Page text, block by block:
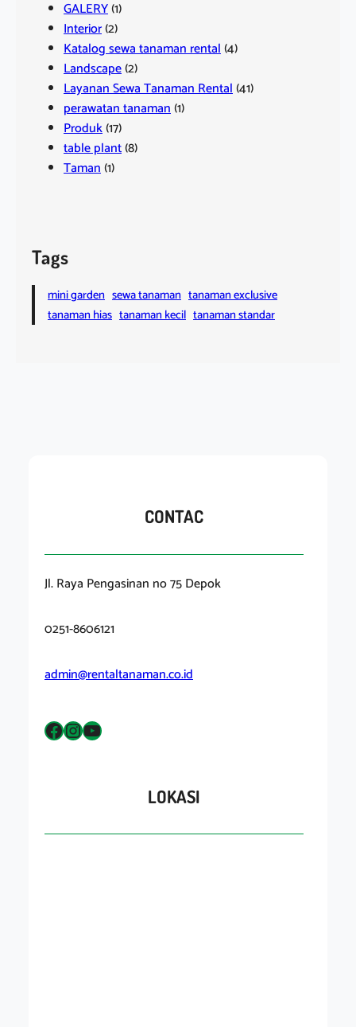
GALERY(1)
Interior(2)
Katalog sewa tanaman rental(4)
Landscape(2)
Layanan Sewa Tanaman Rental(41)
perawatan tanaman(1)
Produk(17)
table plant(8)
Taman(1)
Tags
mini garden sewa tanaman tanaman exclusive
tanaman hias tanaman kecil tanaman standar
CONTAC
Jl. Raya Pengasinan no 75 Depok
0251-8606121
admin@rentaltanaman.co.id
Facebook InstagramYouTube
LOKASI